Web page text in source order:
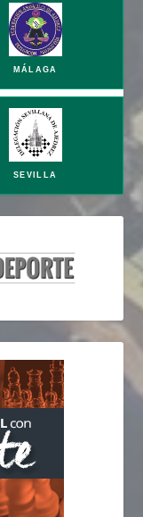
MÁLAGA
SEVILLA